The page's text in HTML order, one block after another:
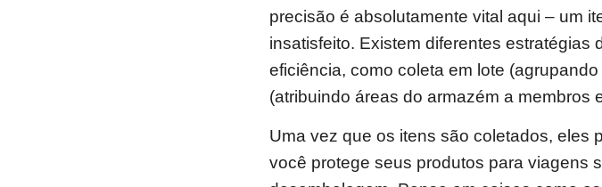
precisão é absolutamente vital aqui – um
insatisfeito. Existem diferentes estratégias
eficiência, como coleta em lote
(atribuindo áreas do armazém a membros
Uma vez que os itens são coletados, eles
você protege seus produtos para viagens